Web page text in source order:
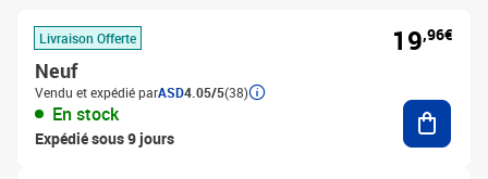
Livraison Offerte
Neuf
Vendu et expédié parASD4.05/5(38)
En stock
Expédié sous 9 jours
19,96€